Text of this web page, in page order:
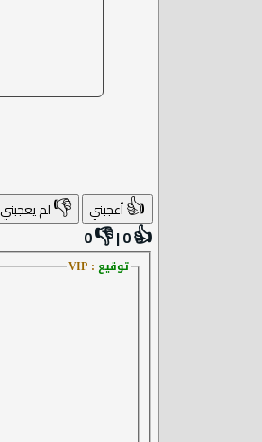
👍أعجبني 👎لم يعجبني
👍
0
|
👎
0
توقيع: VIP